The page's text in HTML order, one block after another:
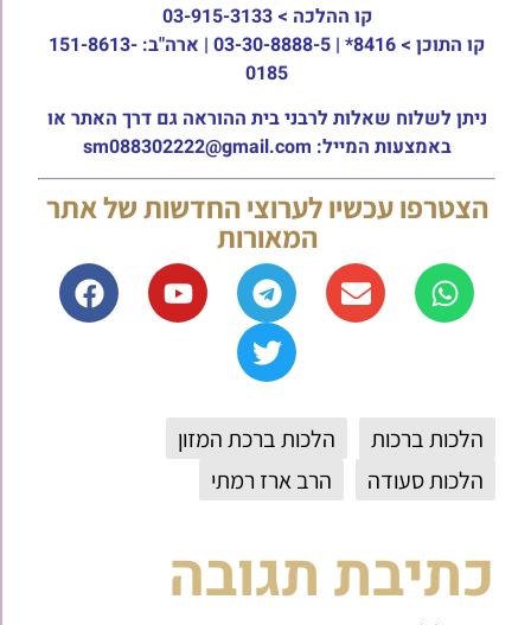
קו ההלכה > 03-915-3133
קו התוכן >
8416* | 03-30-8888-5 | ארה"ב: 151-8613-
0185
ניתן לשלוח שאלות לרבני בית ההוראה גם דרך האתר או
באמצעות המייל: sm088302222@gmail.com
הצטרפו עכשיו לערוצי החדשות של אתר
המאורות
הלכות ברכות
הלכות ברכת המזון
הלכות סעודה
הרב ארז רמתי
כתיבת תגובה